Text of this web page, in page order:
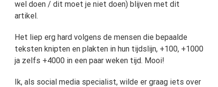
wel doen / dit moet je niet doen) blijven met dit
artikel.
Het liep erg hard volgens de mensen die bepaalde
teksten knipten en plakten in hun tijdslijn, +100, +1000
ja zelfs +4000 in een paar weken tijd. Mooi!
Ik, als social media specialist, wilde er graag iets over